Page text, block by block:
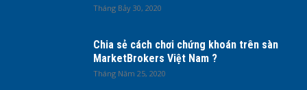
Tháng Bảy 30, 2020
Chia sẻ cách chơi chứng khoán trên sàn
MarketBrokers Việt Nam ?
Tháng Năm 25, 2020